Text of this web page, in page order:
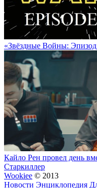
«Звёздные Войны:
Кайло Рен провел день
Старкиллер
Wookiee © 2013
Новости Энциклопедия